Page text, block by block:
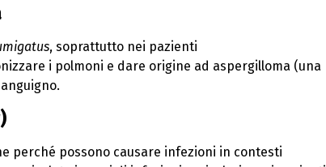
, soprattutto nei pazienti
i polmoni e dare origine ad aspergilloma (una
perché possono causare infezioni in contesti